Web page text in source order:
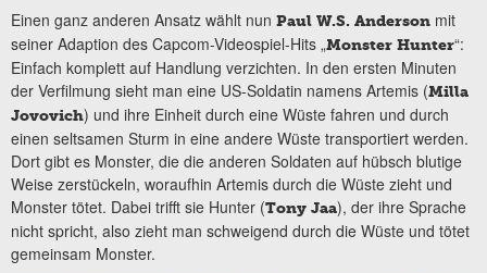
Einen ganz anderen Ansatz wählt nun Paul W.S. Anderson mit
seiner Adaption des Capcom-Videospiel-Hits „Monster Hunter“:
Einfach komplett auf Handlung verzichten. In den ersten Minuten
der Verfilmung sieht man eine US-Soldatin namens Artemis (Milla
Jovovich) und ihre Einheit durch eine Wüste fahren und durch
einen seltsamen Sturm in eine andere Wüste transportiert werden.
Dort gibt es Monster, die die anderen Soldaten auf hübsch blutige
Weise zerstückeln, woraufhin Artemis durch die Wüste zieht und
Monster tötet. Dabei trifft sie Hunter (Tony Jaa), der ihre Sprache
nicht spricht, also zieht man schweigend durch die Wüste und tötet
gemeinsam Monster.